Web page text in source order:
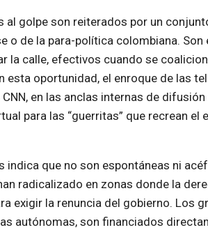
al golpe son reiterados por un
o de la para-política colombiana. Son
la calle, efectivos cuando se
esta oportunidad, el enroque de las
en las anclas internas de
para las “guerritas” que recrean el
indica que no son espontáneas ni
radicalizado en zonas donde la
exigir la renuncia del gobierno. Los
autónomas, son financiados